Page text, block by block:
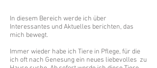
In diesem Bereich werde ich über
Interessantes und Aktuelles berichten, das
mich bewegt.
Immer wieder habe ich Tiere in Pflege, für die
ich oft nach Genesung ein neues liebevolles zu